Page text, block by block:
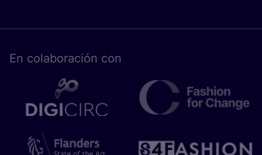
En cola­bo­ra­ción con